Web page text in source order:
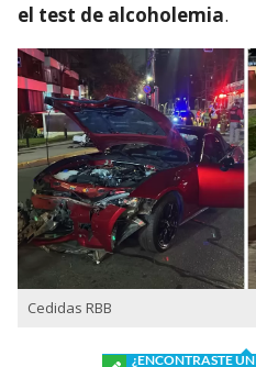
el test de alcoholemia.
Cedidas RBB
¿ENCONTRASTE UN